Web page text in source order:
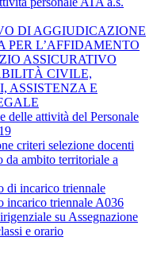
DI AGGIUDICAZIONE
PER L’AFFIDAMENTO
ASSICURATIVO
CIVILE,
ASSISTENZA E
delle attività del Personale
criteri selezione docenti
da ambito territoriale a
di incarico triennale
incarico triennale A036
su Assegnazione
e orario